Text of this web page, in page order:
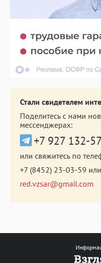
Стали свидетелем
Поделитесь с нами
мессенджерах:
+7 927 132-
или свяжитесь по
+7 (8452) 23-03-59 или
red.vzsar@gmail.com